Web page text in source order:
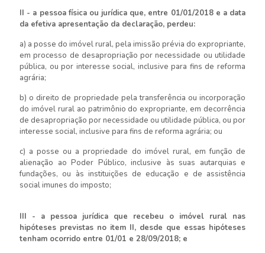
II - a pessoa física ou jurídica que, entre 01/01/2018 e a data
da efetiva apresentação da declaração, perdeu:
a) a posse do imóvel rural, pela imissão prévia do expropriante,
em processo de desapropriação por necessidade ou utilidade
pública, ou por interesse social, inclusive para fins de reforma
agrária;
b) o direito de propriedade pela transferência ou incorporação
do imóvel rural ao patrimônio do expropriante, em decorrência
de desapropriação por necessidade ou utilidade pública, ou por
interesse social, inclusive para fins de reforma agrária; ou
c) a posse ou a propriedade do imóvel rural, em função de
alienação ao Poder Público, inclusive às suas autarquias e
fundações, ou às instituições de educação e de assistência
social imunes do imposto;
III - a pessoa jurídica que recebeu o imóvel rural nas
hipóteses previstas no item II, desde que essas hipóteses
tenham ocorrido entre 01/01 e 28/09/2018; e